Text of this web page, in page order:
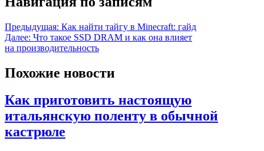
Предыдущая: Как найти тайгу в Minecraft: гайд
Далее: Что такое SSD DRAM и как она влияет
на производительность
Похожие новости
Как приготовить настоящую
итальянскую поленту в обычной
кастрюле